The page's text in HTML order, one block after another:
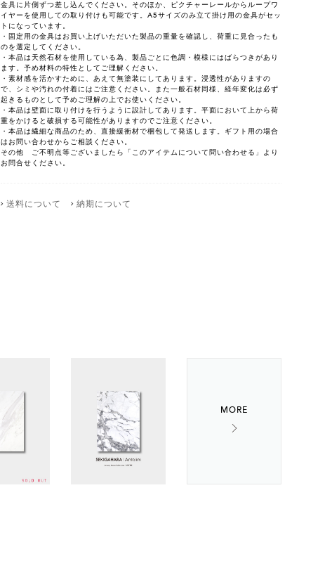
金具に片側ずつ差し込んでください。そのほか、ピクチャーレールからループワ
イヤーを使用しての取り付けも可能です。A5サイズのみ立て掛け用の金具がセッ
トになっています。
・固定用の金具はお買い上げいただいた製品の重量を確認し、荷重に見合ったも
のを選定してください。
・本品は天然石材を使用している為、製品ごとに色調・模様にはばらつきがあり
ます。予め材料の特性としてご理解ください。
・素材感を活かすために、あえて無塗装にしてあります。浸透性がありますの
で、シミや汚れの付着にはご注意ください。また一般石材同様、経年変化は必ず
起きるものとして予めご理解の上でお使いください。
・本品は壁面に取り付けを行うように設計してあります。平面において上から荷
重をかけると破損する可能性がありますのでご注意ください。
・本品は繊細な商品のため、直接緩衝材で梱包して発送します。ギフト用の場合
はお問い合わせからご相談ください。
その他 ご不明点等ございましたら「このアイテムについて問い合わせる」より
お問合せください。
送料について 納期について